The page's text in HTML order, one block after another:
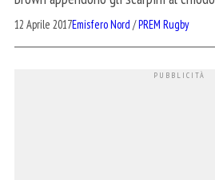
12 Aprile 2017Emisfero Nord /PREM Rugby